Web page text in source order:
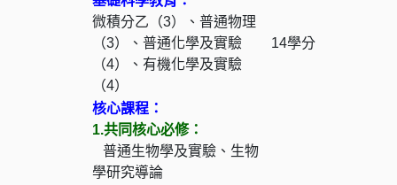
微積分乙（3）、普通物理
（3）、普通化學及實驗
（4）、有機化學及實驗
（4）
14學分
核心課程：
1.共同核心必修：
普通生物學及實驗、生物
學研究導論